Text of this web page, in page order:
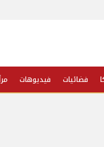
فضائيات فيديوهات